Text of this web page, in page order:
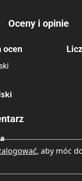
Oceny i opinie
ocen
, aby móc